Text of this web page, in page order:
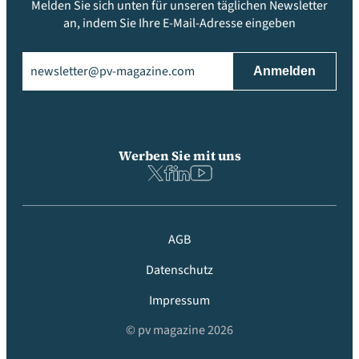
Melden Sie sich unten für unseren täglichen Newsletter
an, indem Sie Ihre E-Mail-Adresse eingeben
Werben Sie mit uns
AGB
Datenschutz
Impressum
© pv magazine 2026